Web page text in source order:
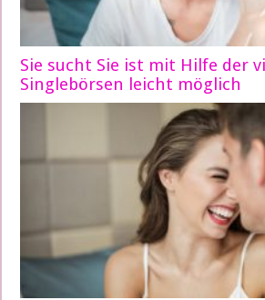
Sie sucht Sie ist mit Hilfe der
Singlebörsen leicht möglich